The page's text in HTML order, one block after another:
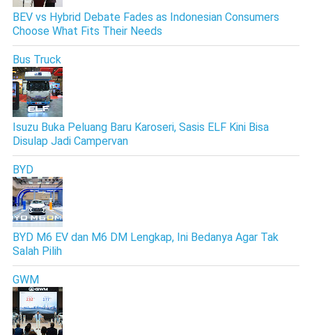
BEV vs Hybrid Debate Fades as Indonesian Consumers
Choose What Fits Their Needs
Bus Truck
Isuzu Buka Peluang Baru Karoseri, Sasis ELF Kini Bisa
Disulap Jadi Campervan
BYD
BYD M6 EV dan M6 DM Lengkap, Ini Bedanya Agar Tak
Salah Pilih
GWM